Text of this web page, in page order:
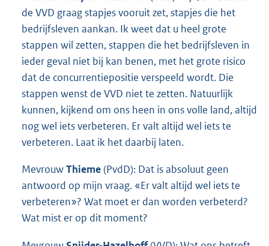
de VVD graag stapjes vooruit zet, stapjes die het
bedrijfsleven aankan. Ik weet dat u heel grote
stappen wil zetten, stappen die het bedrijfsleven in
ieder geval niet bij kan benen, met het grote risico
dat de concurrentiepositie verspeeld wordt. Die
stappen wenst de VVD niet te zetten. Natuurlijk
kunnen, kijkend om ons heen in ons volle land, altijd
nog wel iets verbeteren. Er valt altijd wel iets te
verbeteren. Laat ik het daarbij laten.
MevrouwThieme(PvdD): Dat is absoluut geen
antwoord op mijn vraag. «Er valt altijd wel iets te
verbeteren»? Wat moet er dan worden verbeterd?
Wat mist er op dit moment?